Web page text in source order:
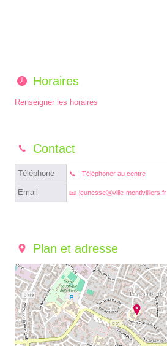
Horaires
Renseigner les horaires
Contact
Téléphone Téléphoner au centre
Email jeunesseⓐville-montivilliers.fr
Plan et adresse